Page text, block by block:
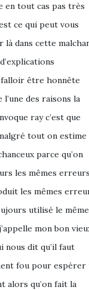
en tout cas pas très
ce qui peut vous
dans cette
être honnête
l’une des raisons la
ray c’est que
tout on estime
parce qu’on
les mêmes erreurs
les mêmes
utilisé le même
mon bon
nous dit qu’il faut
fou pour espérer
alors qu’on fait la